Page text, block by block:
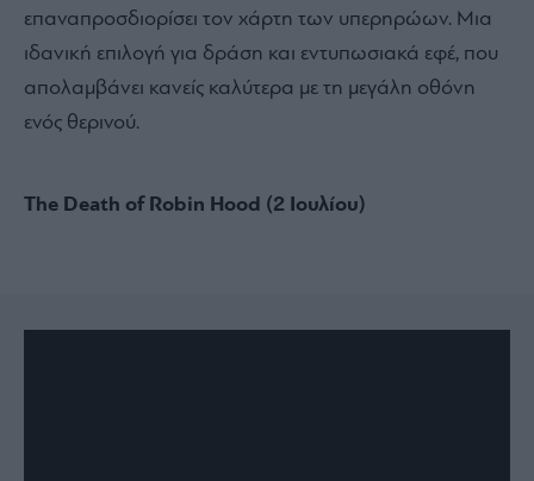
επαναπροσδιορίσει τον χάρτη των υπερηρώων. Μια
ιδανική επιλογή για δράση και εντυπωσιακά εφέ, που
απολαμβάνει κανείς καλύτερα με τη μεγάλη οθόνη
ενός θερινού.
The Death of Robin Hood (2 Ιουλίου)